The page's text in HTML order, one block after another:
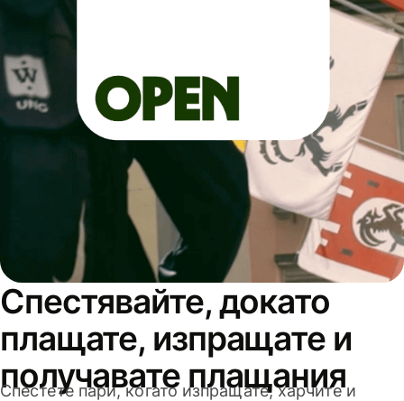
Спестявайте, докато
плащате, изпращате и
получавате плащания
Спестете пари, когато изпращате, харчите и